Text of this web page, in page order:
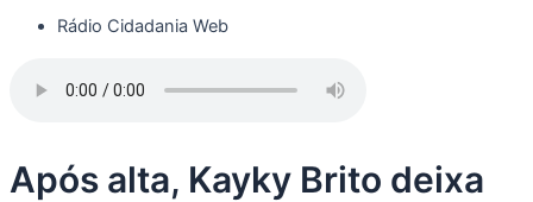
Rádio Cidadania Web
Após alta, Kayky Brito deixa